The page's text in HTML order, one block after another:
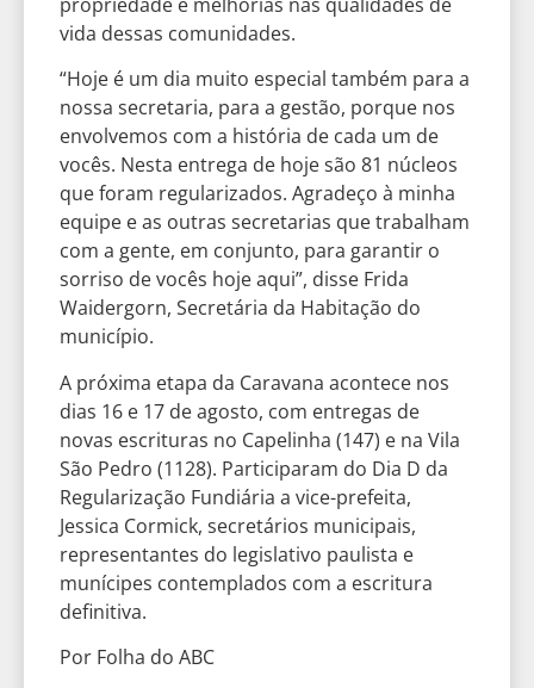
vida dessas comunidades.
“Hoje é um dia muito especial também para a
nossa secretaria, para a gestão, porque nos
envolvemos com a história de cada um de
vocês. Nesta entrega de hoje são 81 núcleos
que foram regularizados. Agradeço à minha
equipe e as outras secretarias que trabalham
com a gente, em conjunto, para garantir o
sorriso de vocês hoje aqui”, disse Frida
Waidergorn, Secretária da Habitação do
município.
A próxima etapa da Caravana acontece nos
dias 16 e 17 de agosto, com entregas de
novas escrituras no Capelinha (147) e na Vila
São Pedro (1128). Participaram do Dia D da
Regularização Fundiária a vice-prefeita,
Jessica Cormick, secretários municipais,
representantes do legislativo paulista e
munícipes contemplados com a escritura
definitiva.
Por Folha do ABC